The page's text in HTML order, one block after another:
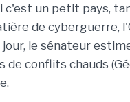
c'est un petit pays,
de cyberguerre,
jour, le sénateur
conflits chauds